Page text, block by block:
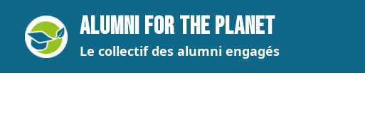
contenu
ALUMNI FOR THE PLANET
Le collectif des alumni engagés
des
articles